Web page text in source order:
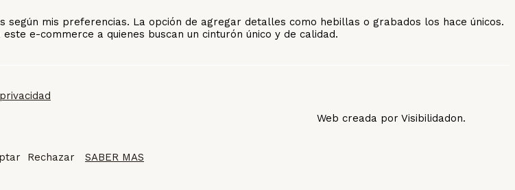
mis preferencias. La opción de agregar detalles como hebillas o grabados los hace únicos.
e-commerce a quienes buscan un cinturón único y de calidad.
Web creada por Visibilidadon.
Rechazar SABER MAS